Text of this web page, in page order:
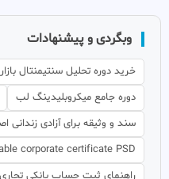
وبگردی و پیشنهادات
خرید دوره تحلیل سنتیمنتال بازار
دوره جامع میکروبلیدینگ لب
سند و وثیقه برای آزادی زندانی
corporate certificate PSD
راهنمای ثبت حساب بانکی تجاری